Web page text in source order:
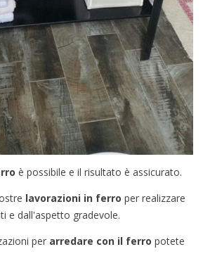
è possibile e il risultato è assicurato.
lavorazioni in ferro per realizzare
e dall'aspetto gradevole.
per arredare con il ferro potete